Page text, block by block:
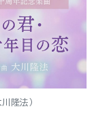
川隆法）